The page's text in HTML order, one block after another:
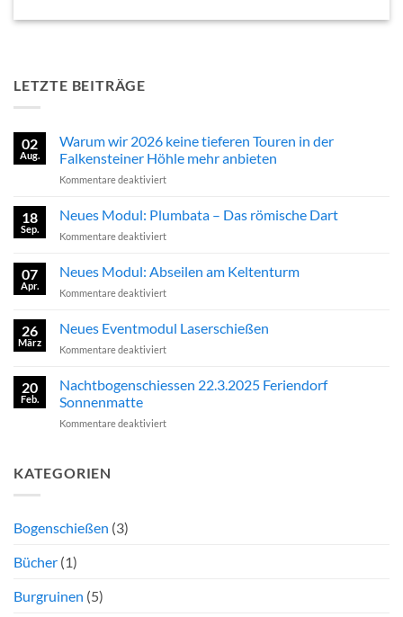
LETZTE BEITRÄGE
02
Aug.
Warum wir 2026 keine tieferen Touren in der
Falkensteiner Höhle mehr anbieten
Kommentare deaktiviertfür
2026
keine
Touren
der
Höhle
mehr
18
Sep.
Neues Modul: Plumbata – Das römische Dart
Kommentare deaktiviertfür
Modul:
Plumbata
–
römische
07
Apr.
Neues Modul: Abseilen am Keltenturm
Kommentare deaktiviertfür
Modul:
Abseilen
am
26
März
Neues Eventmodul Laserschießen
Kommentare deaktiviertfür
Eventmodul
Laserschießen
20
Feb.
Nachtbogenschiessen 22.3.2025 Feriendorf
Sonnenmatte
Kommentare deaktiviertfür
KATEGORIEN
Bogenschießen (3)
Bücher (1)
Burgruinen (5)